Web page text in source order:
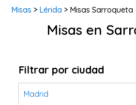
BUSCAR MISAS
Misas > Lérida > Misas Sarroqueta
Misas en
Filtrar por ciudad
Madrid